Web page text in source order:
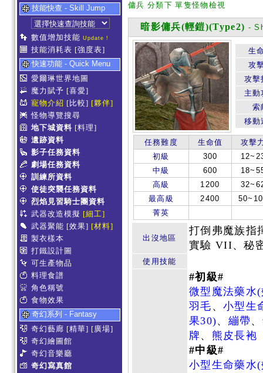
技能快查 - Skill Jump
數值增加技能 Update !
技能消耗表 [強度表]
快速功能 - Quick Menu
愛爾琳世界地圖
魔力賦予 [喜愛]
寵物介紹 [比較] [夥伴]
怪物導覽搜尋
地下城資料 [料理]
遺跡資料
影子任務資料
劇場任務資料
訓練所資料
使徒突襲任務資料
烈焰見習騎士團資料
武器改造模擬 [細工]
武器聚能 [效果] [材料]
製衣樣本
打鐵設計圖
可生產物品
料理食譜
角色稱號
食物效果
奇幻系列 - Fantasy
奇幻藝廊 [精華] [廣場]
奇幻繪圖館
奇幻音樂廳
奇幻寫真館
傭兵 分類下 單隻怪物檢視
暗影傭兵(輕鎧)(Type2) -
生
攻
攻擊
主動
索
移動
任務難度 生命值
攻擊
初級
300
中級
600
高級
1200
最高級
2400
菁英
出沒地區
打倒弗魔族指
實驗 VII、秘
使用技能
#初級#
微型魔法藥水
羽毛 、小型生
果30)、 繃帶 、
牌 、 熊皮長袍
#中級#
小型生命藥水